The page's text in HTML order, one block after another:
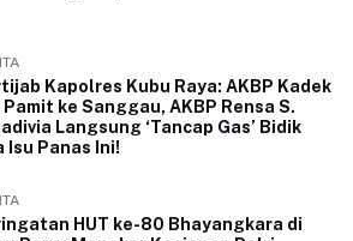
Kapolres Kubu Raya: AKBP Kadek
Pamit ke Sanggau, AKBP Rensa S.
Langsung ‘Tancap Gas’ Bidik
Isu Panas Ini!
HUT ke-80 Bhayangkara di